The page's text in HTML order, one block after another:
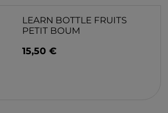
LEARN BOTTLE FRUITS
PETIT BOUM
15,50 €